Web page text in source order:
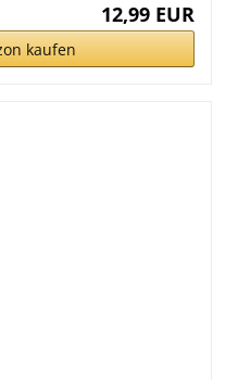
12,99 EUR
kaufen